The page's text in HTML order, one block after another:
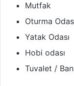
Mutfak
Oturma
Yatak Odası
Hobi odası
Tuvalet /